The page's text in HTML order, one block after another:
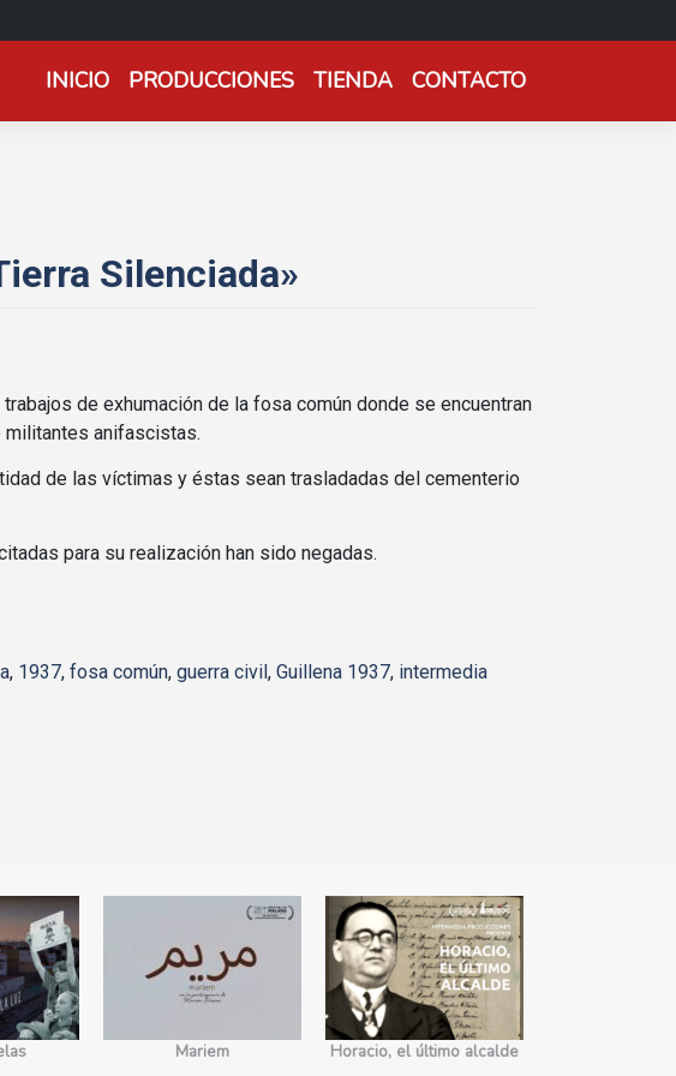
INICIO PRODUCCIONES TIENDA CONTACTO
Silenciada»
de exhumación de la fosa común donde se encuentran
militantes anifascistas.
de las víctimas y éstas sean trasladadas del cementerio
para su realización han sido negadas.
, 1937, fosa común, guerra civil, Guillena 1937, intermedia
Mariem Horacio, el último alcalde